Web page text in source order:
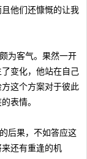
他们还慷慨的让我
为客气。果然一开
变化，他站在自己
这个方案对于彼此
表情。
后果，不如答应这
还有重逢的机